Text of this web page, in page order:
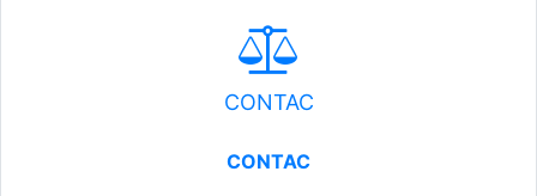
CONTAC
CONTAC